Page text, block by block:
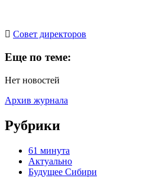
Cовет директоров
Еще по теме:
Нет новостей
Архив журнала
Рубрики
61 минута
Актуально
Будущее Сибири